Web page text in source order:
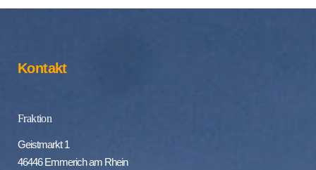
Kontakt
Fraktion
Geistmarkt 1
46446 Emmerich am Rhein